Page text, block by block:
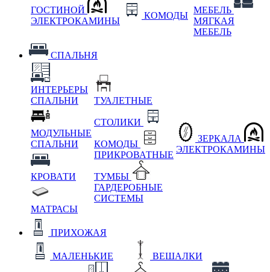
ГОСТИНОЙ
ЭЛЕКТРОКАМИНЫ
КОМОДЫ
МЕБЕЛЬ
МЯГКАЯ
МЕБЕЛЬ
СПАЛЬНЯ
ИНТЕРЬЕРЫ
СПАЛЬНИ
МОДУЛЬНЫЕ
СПАЛЬНИ
КРОВАТИ
МАТРАСЫ
ТУАЛЕТНЫЕ
СТОЛИКИ
КОМОДЫ
ПРИКРОВАТНЫЕ
ТУМБЫ
ГАРДЕРОБНЫЕ
СИСТЕМЫ
ЗЕРКАЛА
ЭЛЕКТРОКАМИНЫ
ПРИХОЖАЯ
МАЛЕНЬКИЕ ВЕШАЛКИ